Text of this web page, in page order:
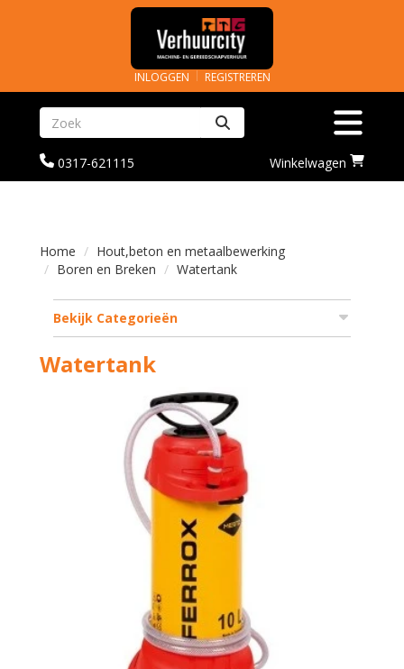
INLOGGEN REGISTREREN
Zoeken
Toggle
bel
ons
0317-621115
Ga
naar
Winkelwagen
Home
Hout,beton en metaalbewerking
Boren en Breken
Watertank
Bekijk Categorieën
Watertank